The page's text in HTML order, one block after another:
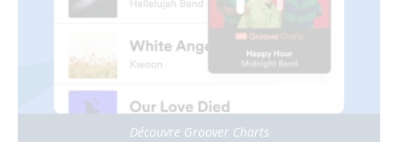
Découvre Groover Charts